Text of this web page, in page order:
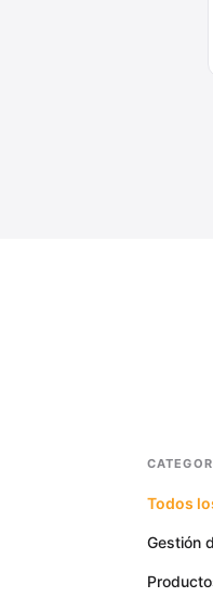
Todos
Gestión